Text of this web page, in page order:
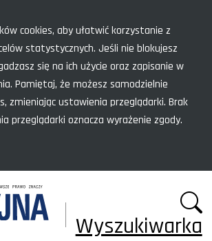
cookies, aby ułatwić korzystanie z
statystycznych. Jeśli nie blokujesz
się na ich użycie oraz zapisanie w
Pamiętaj, że możesz samodzielnie
zmieniając ustawienia przeglądarki. Brak
przeglądarki oznacza wyrażenie zgody.
Wyszukiwarka